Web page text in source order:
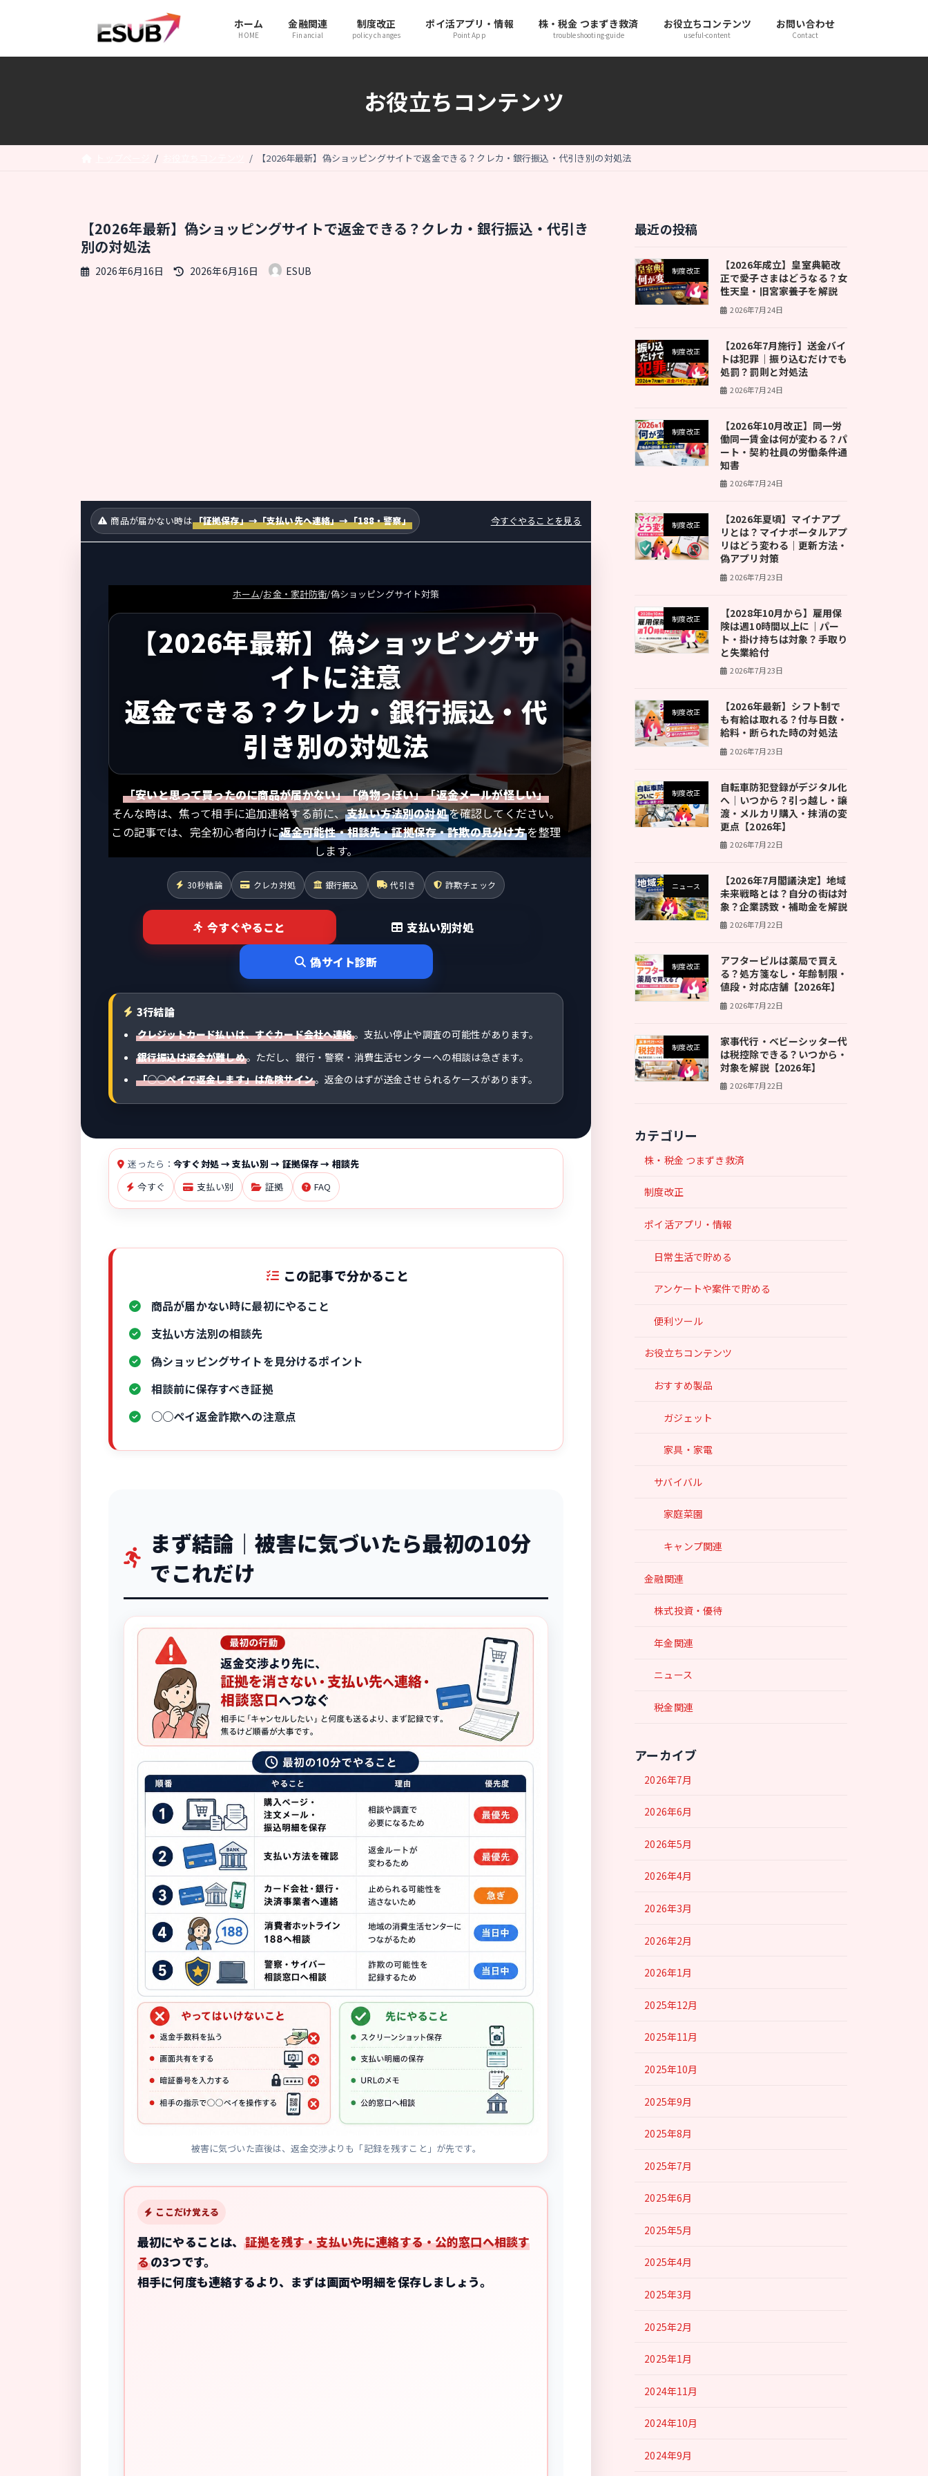
ホーム
HOME
金融関連
Financial
制度改正
policy changes
ポイ活アプリ・情報
Point App
株・税金 つまずき救済
troubleshooting-guide
お役立ちコンテンツ
useful-content
お問い合わせ
Contact
お役立ちコンテンツ
【2026年最新】偽ショッピングサイトで返金できる？クレカ・銀行振込・代引き別の対処法
【2026年最新】偽ショッピングサイトで返金できる？クレカ・銀行振込・代引き
別の対処法
2026年6月16日
最
2026年6月16日 ESUB
商品が届かない時は「証拠保存」→「支払い先へ連絡」→「188・警察」 今すぐやることを見る
ホーム/お金・家計防衛/偽ショッピングサイト対策
【2026年最新】偽ショッピングサ
イトに注意
返金できる？クレカ・銀行振込・代
引き別の対処法
「安いと思って買ったのに商品が届かない」「偽物っぽい」「返金メールが怪しい」
そんな時は、焦って相手に追加連絡する前に、支払い方法別の対処を確認してください。
この記事では、完全初心者向けに返金可能性・相談先・証拠保存・詐欺の見分け方を整理
します。
30秒結論 クレカ対処 銀行振込 代引き 詐欺チェック
今すぐやること 支払い別対処
偽サイト診断
3行結論
クレジットカード払いは、すぐカード会社へ連絡。支払い停止や調査の可能性があります。
銀行振込は返金が難しめ。ただし、銀行・警察・消費生活センターへの相談は急ぎます。
「○○ペイで返金します」は危険サイン。返金のはずが送金させられるケースがあります。
迷ったら：今すぐ対処 → 支払い別 → 証拠保存 → 相談先
今すぐ
支払い別 証拠 FAQ
この記事で分かること
商品が届かない時に最初にやること
支払い方法別の相談先
偽ショッピングサイトを見分けるポイント
相談前に保存すべき証拠
○○ペイ返金詐欺への注意点
まず結論｜被害に気づいたら最初の10分
でこれだけ
被害に気づいた直後は、返金交渉よりも「記録を残すこと」が先です。
ここだけ覚える
最初にやることは、証拠を残す・支払い先に連絡する・公的窓口へ相談す
るの3つです。
相手に何度も連絡するより、まずは画面や明細を保存しましょう。
最近の投稿
制度改正
【2026年成立】皇室典範改
正で愛子さまはどうなる？女
性天皇・旧宮家養子を解説
2026年7月24日
制度改正
【2026年7月施行】送金バイ
トは犯罪｜振り込むだけでも
処罰？罰則と対処法
2026年7月24日
制度改正
【2026年10月改正】同一労
働同一賃金は何が変わる？パ
ート・契約社員の労働条件通
知書
2026年7月24日
制度改正
【2026年夏頃】マイナアプ
リとは？マイナポータルアプ
リはどう変わる｜更新方法・
偽アプリ対策
2026年7月23日
制度改正
【2028年10月から】雇用保
険は週10時間以上に｜パー
ト・掛け持ちは対象？手取り
と失業給付
2026年7月23日
制度改正
【2026年最新】シフト制で
も有給は取れる？付与日数・
給料・断られた時の対処法
2026年7月23日
制度改正
自転車防犯登録がデジタル化
へ｜いつから？引っ越し・譲
渡・メルカリ購入・抹消の変
更点【2026年】
2026年7月22日
ニュース
【2026年7月閣議決定】地域
未来戦略とは？自分の街は対
象？企業誘致・補助金を解説
2026年7月22日
制度改正
アフターピルは薬局で買え
る？処方箋なし・年齢制限・
値段・対応店舗【2026年】
2026年7月22日
制度改正
家事代行・ベビーシッター代
は税控除できる？いつから・
対象を解説【2026年】
2026年7月22日
カテゴリー
株・税金 つまずき救済
制度改正
ポイ活アプリ・情報
日常生活で貯める
アンケートや案件で貯める
便利ツール
お役立ちコンテンツ
おすすめ製品
ガジェット
家具・家電
サバイバル
家庭菜園
キャンプ関連
金融関連
株式投資・優待
年金関連
ニュース
税金関連
アーカイブ
2026年7月
2026年6月
2026年5月
2026年4月
2026年3月
2026年2月
2026年1月
2025年12月
2025年11月
2025年10月
2025年9月
2025年8月
2025年7月
2025年6月
2025年5月
2025年4月
2025年3月
2025年2月
2025年1月
2024年11月
2024年10月
2024年9月